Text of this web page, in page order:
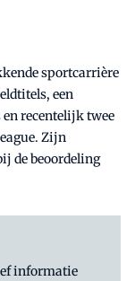
sportcarrière
een
en recentelijk twee
Zijn
de beoordeling
informatie